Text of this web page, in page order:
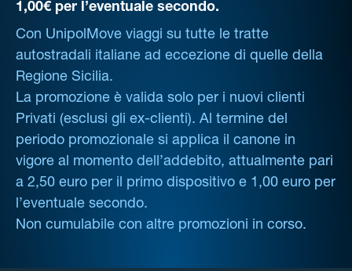
1,00€ per l’eventuale secondo.
Con UnipolMove viaggi su tutte le tratte
autostradali italiane ad eccezione di quelle della
Regione Sicilia.
La promozione è valida solo per i nuovi clienti
Privati (esclusi gli ex-clienti). Al termine del
periodo promozionale si applica il canone in
vigore al momento dell’addebito, attualmente pari
a 2,50 euro per il primo dispositivo e 1,00 euro per
l’eventuale secondo.
Non cumulabile con altre promozioni in corso.